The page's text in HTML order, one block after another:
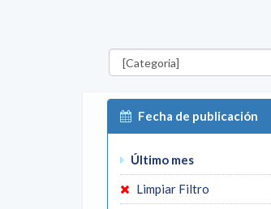
Categorías
Fecha de publicación
Último mes
Limpiar Filtro